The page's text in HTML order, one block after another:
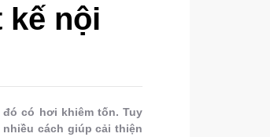
nội
có hơi khiêm tốn. Tuy
cách giúp cải thiện